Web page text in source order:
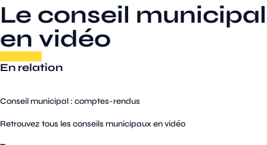
Le conseil municipal
en vidéo
En relation
Conseil municipal : comptes-rendus
Retrouvez tous les conseils municipaux en vidéo